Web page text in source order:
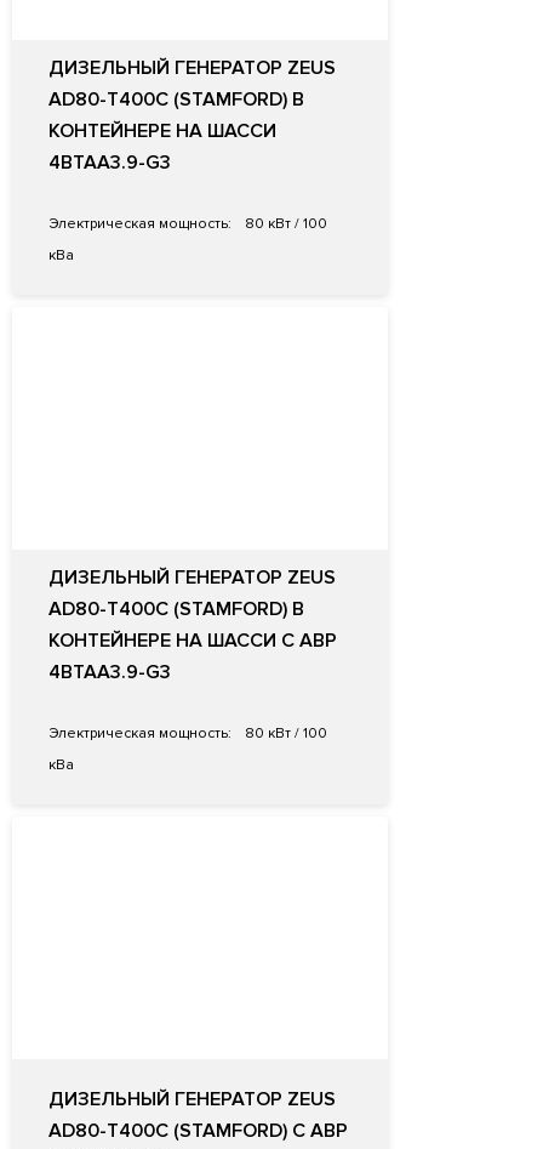
ДИЗЕЛЬНЫЙ ГЕНЕРАТОР ZEUS
AD80-T400C (STAMFORD) В
КОНТЕЙНЕРЕ НА ШАССИ
4BTAA3.9-G3
Электрическая мощность:
80 кВт / 100
кВа
ДИЗЕЛЬНЫЙ ГЕНЕРАТОР ZEUS
AD80-T400C (STAMFORD) В
КОНТЕЙНЕРЕ НА ШАССИ С АВР
4BTAA3.9-G3
Электрическая мощность:
80 кВт / 100
кВа
ДИЗЕЛЬНЫЙ ГЕНЕРАТОР ZEUS
AD80-T400C (STAMFORD) С АВР